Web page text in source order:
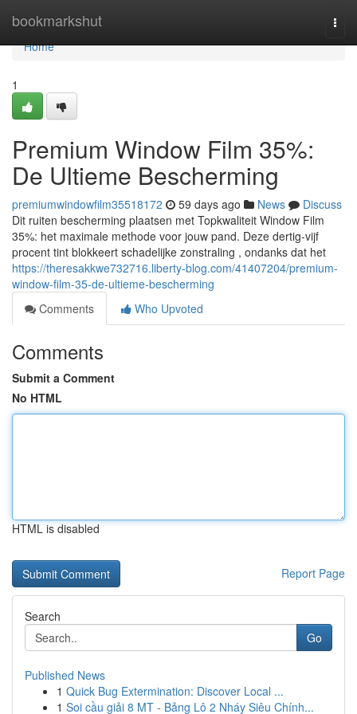
bookmarkshut
Home
Home
1
Premium Window Film 35%:
De Ultieme Bescherming
premiumwindowfilm35518172 59 days ago News
Discuss
Dit ruiten bescherming plaatsen met Topkwaliteit Window Film
35%: het maximale methode voor jouw pand. Deze dertig-vijf
procent tint blokkeert schadelijke zonstraling , ondanks dat het
https://theresakkwe732716.liberty-blog.com/41407204/premium-
window-film-35-de-ultieme-bescherming
Comments
Who Upvoted
Comments
Submit a Comment
No HTML
HTML is disabled
Report Page
Search
Go
Published News
1 Quick Bug Extermination: Discover Local ...
1 Soi cầu giải 8 MT - Bảng Lô 2 Nháy Siêu Chính...